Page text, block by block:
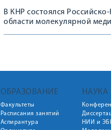
В КНР состоялся
области молекулярной
ОБРАЗОВАНИЕ
Факультеты
Расписания занятий
Аспирантура
НАУКА
НИИ и